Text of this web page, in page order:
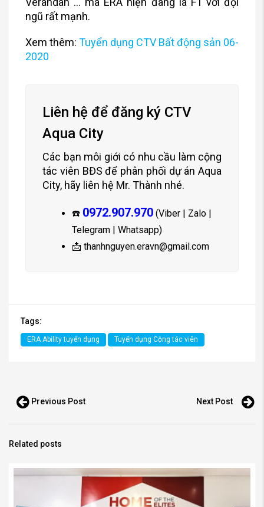
ngũ rất mạnh.
Xem thêm: Tuyển dụng CTV Bất động sản 06-
2020
Liên hệ để đăng ký CTV
Aqua City
Các bạn môi giới có nhu cầu làm cộng
tác viên BĐS để phân phối dự án Aqua
City, hãy liên hệ Mr. Thành nhé.
☎️ 0972.907.970 (Viber | Zalo |
Telegram | Whatsapp)
📩 thanhnguyen.eravn@gmail.com
Tags:
ERA Ability tuyển dụng Tuyển dụng Cộng tác viên
Previous Post Next Post
Related posts